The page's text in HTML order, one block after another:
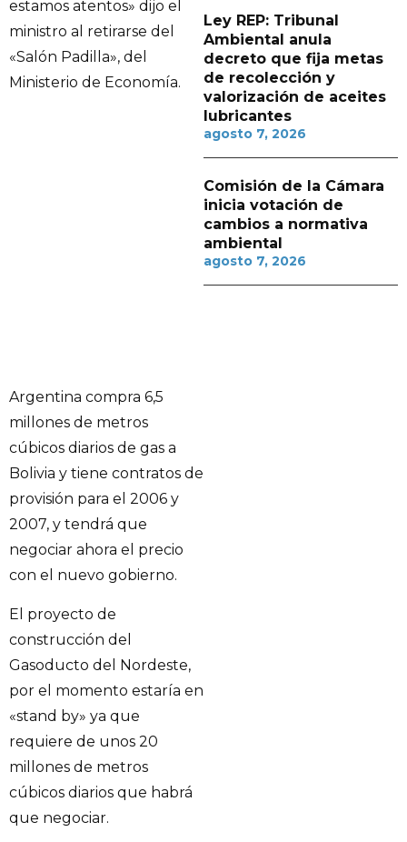
estamos atentos» dijo el
ministro al retirarse del
«Salón Padilla», del
Ministerio de Economía.
Argentina compra 6,5
millones de metros
cúbicos diarios de gas a
Bolivia y tiene contratos de
provisión para el 2006 y
2007, y tendrá que
negociar ahora el precio
con el nuevo gobierno.
El proyecto de
construcción del
Gasoducto del Nordeste,
por el momento estaría en
«stand by» ya que
requiere de unos 20
millones de metros
cúbicos diarios que habrá
que negociar.
Ley REP: Tribunal
Ambiental anula
decreto que fija metas
de recolección y
valorización de aceites
lubricantes
agosto 7, 2026
Comisión de la Cámara
inicia votación de
cambios a normativa
ambiental
agosto 7, 2026